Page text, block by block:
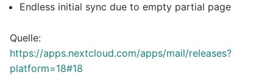
Endless initial sync due to empty partial page
Quelle:
https://apps.nextcloud.com/apps/mail/releases?
platform=18#18